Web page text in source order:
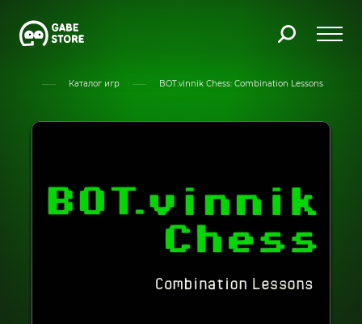
Каталог игр BOT.vinnik Chess: Combination Lessons